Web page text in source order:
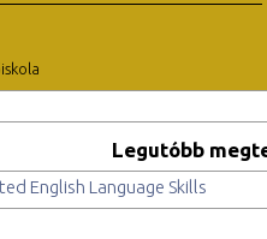
Legutóbb
English Language Skills